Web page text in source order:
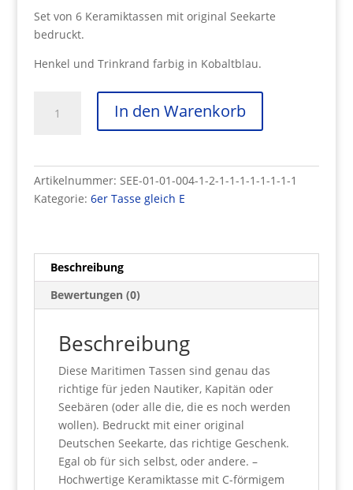
Set von 6 Keramiktassen mit original Seekarte
bedruckt.
Henkel und Trinkrand farbig in Kobaltblau.
Tasse
Kaffeemug
originaler
Deutscher
Seekarte
Menge
In den Warenkorb
Artikelnummer: SEE-01-01-004-1-2-1-1-1-1-1-1-1-1
Kategorie: 6er Tasse gleich E
Beschreibung
Bewertungen (0)
Beschreibung
Diese Maritimen Tassen sind genau das
richtige für jeden Nautiker, Kapitän oder
Seebären (oder alle die, die es noch werden
wollen). Bedruckt mit einer original
Deutschen Seekarte, das richtige Geschenk.
Egal ob für sich selbst, oder andere. –
Hochwertige Keramiktasse mit C-förmigem